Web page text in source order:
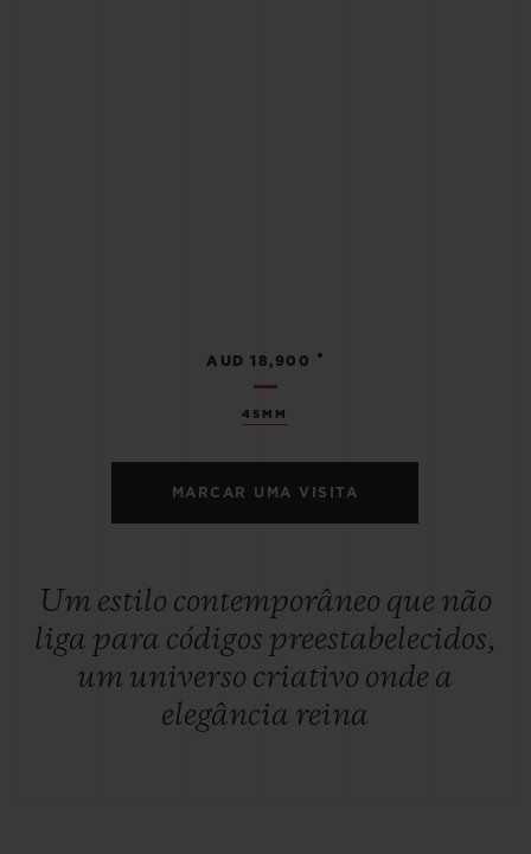
45MM
AUD 18,900 •
MARCAR UMA VISITA
Um estilo contemporâneo que não
liga para códigos preestabelecidos,
um universo criativo onde a
elegância reina